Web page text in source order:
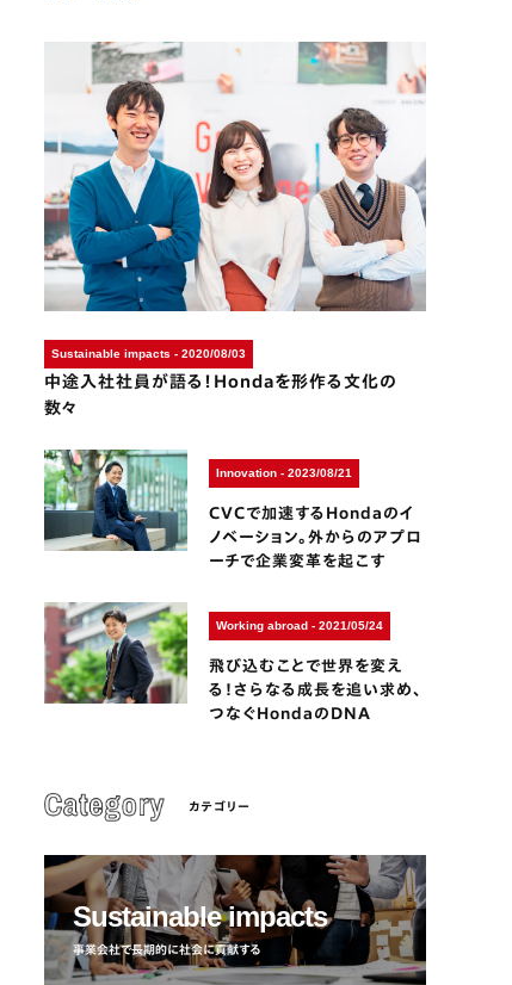
Sustainable impacts - 2020/08/03
中途入社社員が語る！Hondaを形作る文化の
数々
Innovation - 2023/08/21
CVCで加速するHondaのイ
ノベーション。外からのアプロ
ーチで企業変革を起こす
Working abroad - 2021/05/24
飛び込むことで世界を変え
る！さらなる成長を追い求め、
つなぐHondaのDNA
カテゴリー
Sustainable impacts
事業会社で長期的に社会に貢献する